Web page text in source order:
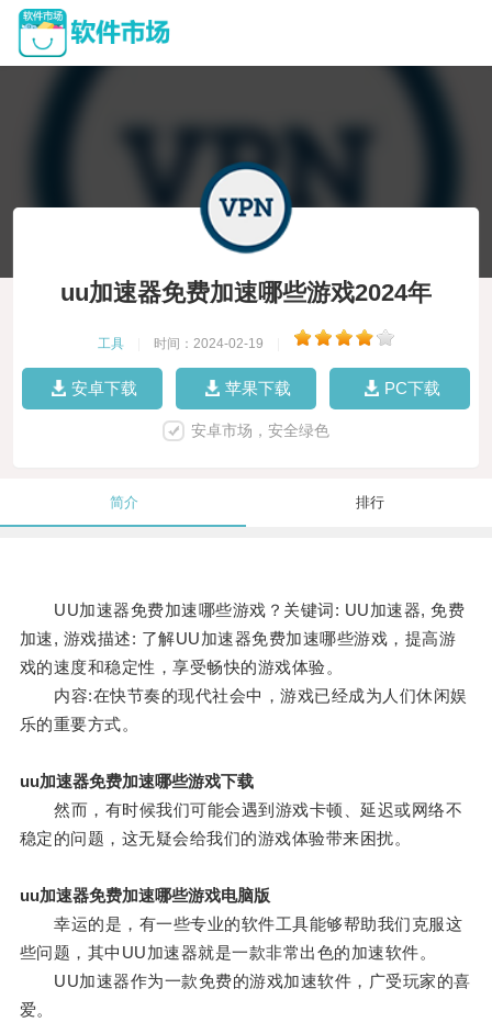
uu加速器免费加速哪些游戏2024年
工具 时间：2024-02-19
安卓下载 苹果下载 PC下载
安卓市场，安全绿色
简介 排行
UU加速器免费加速哪些游戏？关键词: UU加速器, 免费
加速, 游戏描述: 了解UU加速器免费加速哪些游戏，提高游
戏的速度和稳定性，享受畅快的游戏体验。
内容:在快节奏的现代社会中，游戏已经成为人们休闲娱
乐的重要方式。
uu加速器免费加速哪些游戏下载
然而，有时候我们可能会遇到游戏卡顿、延迟或网络不
稳定的问题，这无疑会给我们的游戏体验带来困扰。
uu加速器免费加速哪些游戏电脑版
幸运的是，有一些专业的软件工具能够帮助我们克服这
些问题，其中UU加速器就是一款非常出色的加速软件。
UU加速器作为一款免费的游戏加速软件，广受玩家的喜
爱。